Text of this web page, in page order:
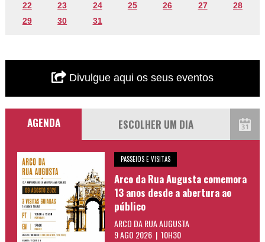
22
23 24 25 26 27
28
29
30 31
Divulgue aqui os seus eventos
AGENDA
PASSEIOS E VISITAS
Arco da Rua Augusta comemora
13 anos desde a abertura ao
público
ARCO DA RUA AUGUSTA
9 AGO 2026 | 10H30